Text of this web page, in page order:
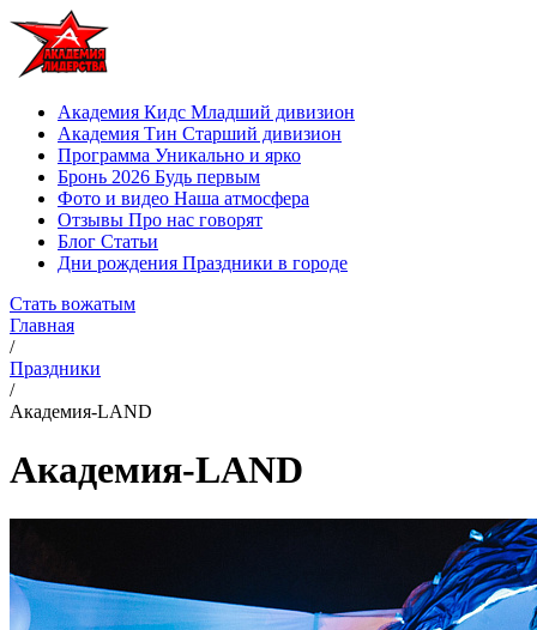
Академия Кидс Младший дивизион
Академия Тин Старший дивизион
Программа Уникально и ярко
Бронь 2026 Будь первым
Фото и видео Наша атмосфера
Отзывы Про нас говорят
Блог Статьи
Дни рождения Праздники в городе
Стать вожатым
Главная
/
Праздники
/
Академия-LAND
Академия-LAND